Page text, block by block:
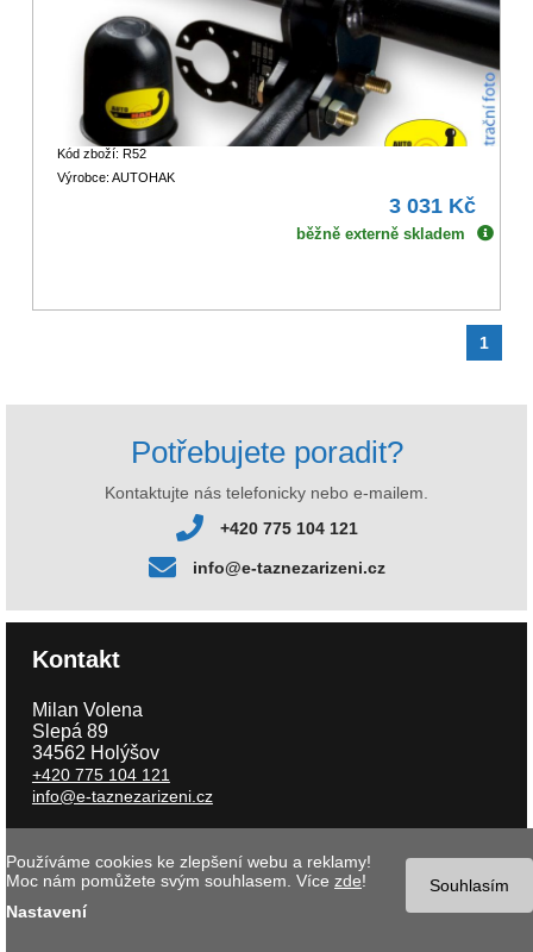
Kód zboží: R52
Výrobce: AUTOHAK
3 031 Kč
běžně externě skladem
1
Potřebujete poradit?
Kontaktujte nás telefonicky nebo e-mailem.
+420 775 104 121
info@e-taznezarizeni.cz
Kontakt
Milan Volena
Slepá 89
34562 Holýšov
+420 775 104 121
info@e-taznezarizeni.cz
Copyright © 2026 e-taznezarizeni.cz | Aktualizace 08.08.2026 |
internetového obchodu- MK software |Nastavení cookies Souhlasím
Používáme cookies ke zlepšení webu a reklamy!
Moc nám pomůžete svým souhlasem. Více zde!
Nastavení